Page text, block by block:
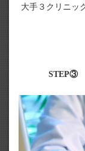
大手３クリニッ
STEP③